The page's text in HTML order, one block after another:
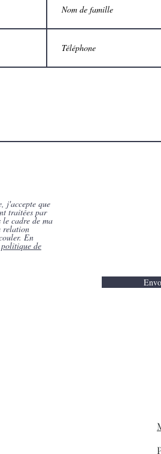
j'accepte que
traitées par
cadre de ma
relation
En
politique de